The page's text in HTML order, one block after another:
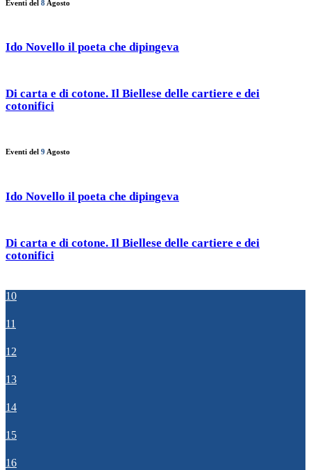
Eventi del 8 Agosto
Ido Novello il poeta che dipingeva
Di carta e di cotone. Il Biellese delle cartiere e dei
cotonifici
Eventi del 9 Agosto
Ido Novello il poeta che dipingeva
Di carta e di cotone. Il Biellese delle cartiere e dei
cotonifici
10
11
12
13
14
15
16